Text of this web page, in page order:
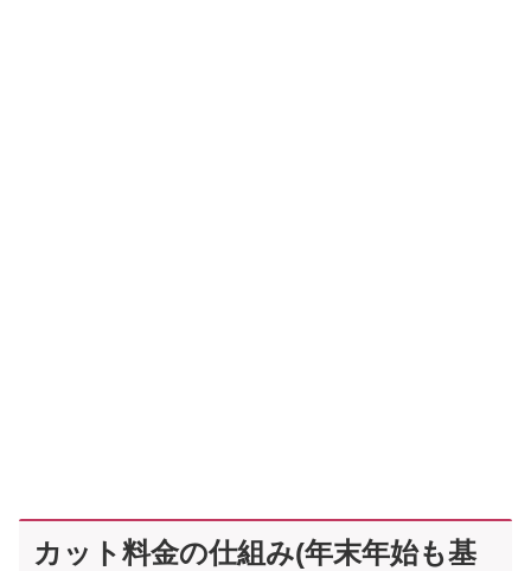
カット料金の仕組み(年末年始も基